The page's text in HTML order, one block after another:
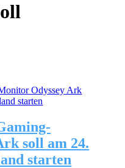
soll am 24.
starten